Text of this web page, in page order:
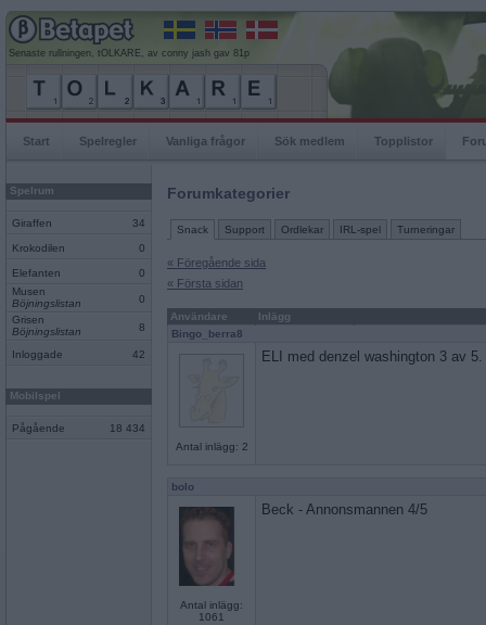
Senaste rullningen, tOLKARE, av conny jash gav 81p
Start Spelregler Vanliga frågor Sök medlem Topplistor
Spelrum
Giraffen 34
Krokodilen 0
Elefanten
0
Musen
Böjningslistan
0
Grisen
Böjningslistan
8
Inloggade 42
Mobilspel
Pågående 18 434
Forumkategorier
Snack Support Ordlekar IRL-spel Turneringar
« Föregående sida
« Första sidan
Användare
Inlägg
Bingo_berra8
Antal inlägg: 2
ELI med denzel washington 3 av 5.
bolo
Antal inlägg:
1061
Beck - Annonsmannen 4/5